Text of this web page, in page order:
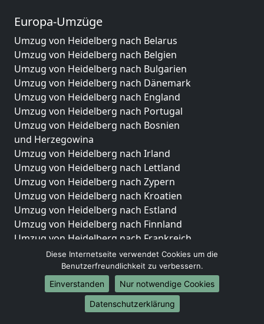
Europa-Umzüge
Umzug von Heidelberg nach Belarus
Umzug von Heidelberg nach Belgien
Umzug von Heidelberg nach Bulgarien
Umzug von Heidelberg nach Dänemark
Umzug von Heidelberg nach England
Umzug von Heidelberg nach Portugal
Umzug von Heidelberg nach Bosnien
und Herzegowina
Umzug von Heidelberg nach Irland
Umzug von Heidelberg nach Lettland
Umzug von Heidelberg nach Zypern
Umzug von Heidelberg nach Kroatien
Umzug von Heidelberg nach Estland
Umzug von Heidelberg nach Finnland
Umzug von Heidelberg nach Frankreich
Umzug von Heidelberg nach Griechenland
Umzug von Heidelberg nach Italien
Umzug von Heidelberg nach Liechtenstein
Umzug von Heidelberg nach Luxemburg
Umzug von Heidelberg nach Niederlande
Diese Internetseite verwendet Cookies um die
Benutzerfreundlichkeit zu verbessern.
Einverstanden
Nur notwendige Cookies
Datenschutzerklärung